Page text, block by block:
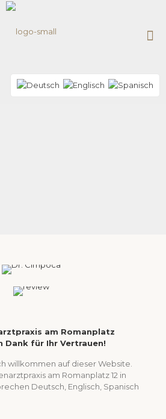
am Romanplatz
Dank für Ihr Vertrauen!
willkommen auf dieser Website.
am Romanplatz 12 in
Deutsch, Englisch, Spanisch